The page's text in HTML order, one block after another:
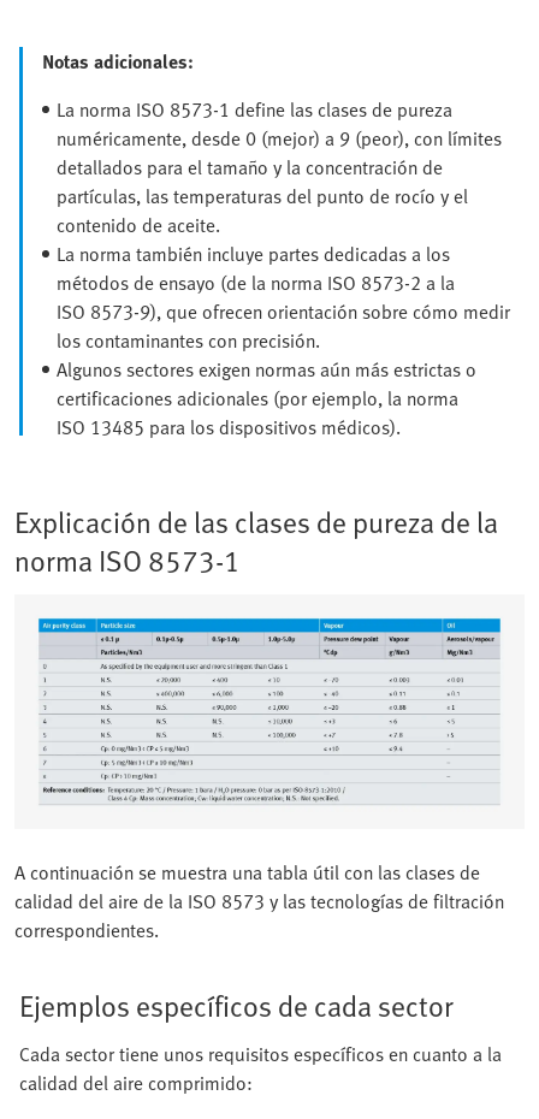
Notas adicionales:
La norma ISO 8573-1 define las clases de pureza
numéricamente, desde 0 (mejor) a 9 (peor), con límites
detallados para el tamaño y la concentración de
partículas, las temperaturas del punto de rocío y el
contenido de aceite.
La norma también incluye partes dedicadas a los
métodos de ensayo (de la norma ISO 8573-2 a la
ISO 8573-9), que ofrecen orientación sobre cómo medir
los contaminantes con precisión.
Algunos sectores exigen normas aún más estrictas o
certificaciones adicionales (por ejemplo, la norma
ISO 13485 para los dispositivos médicos).
Explicación de las clases de pureza de la
norma ISO 8573-1
A continuación se muestra una tabla útil con las clases de
calidad del aire de la ISO 8573 y las tecnologías de filtración
correspondientes.
Ejemplos específicos de cada sector
Cada sector tiene unos requisitos específicos en cuanto a la
calidad del aire comprimido: